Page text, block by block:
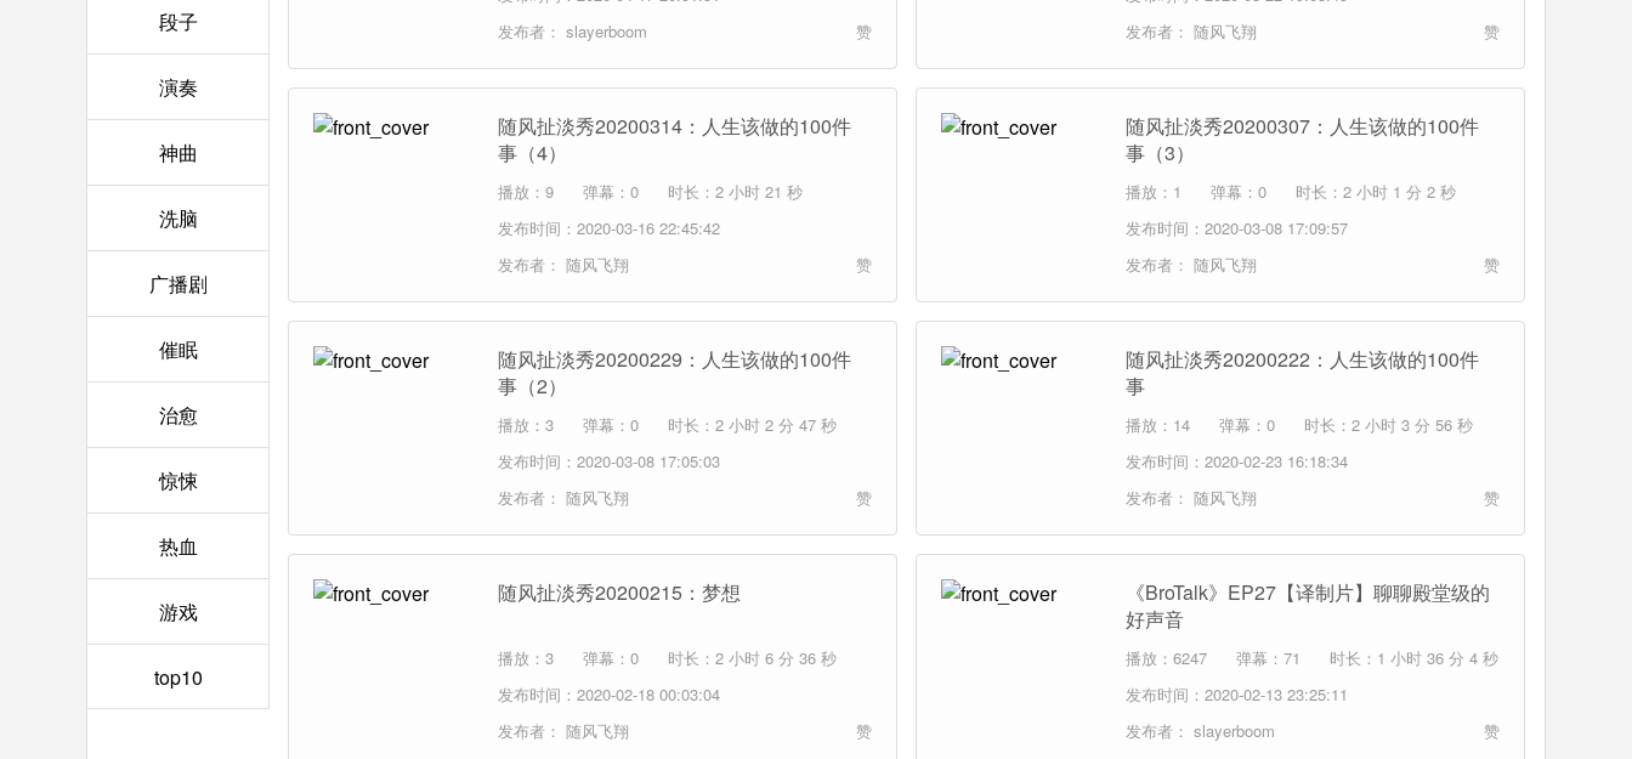
段子
演奏
神曲
洗脑
广播剧
催眠
治愈
惊悚
热血
游戏
top10
发布者： slayerboom 赞
发布者： 随风飞翔 赞
随风扯淡秀20200314：人生该做的100件
事（4）
播放：9 弹幕：0
时长：2 小时 21 秒
发布时间：2020-03-16 22:45:42
发布者： 随风飞翔 赞
随风扯淡秀20200307：人生该做的100件
事（3）
播放：1 弹幕：0
时长：2 小时 1 分 2 秒
发布时间：2020-03-08 17:09:57
发布者： 随风飞翔 赞
随风扯淡秀20200229：人生该做的100件
事（2）
播放：3 弹幕：0
时长：2 小时 2 分 47 秒
发布时间：2020-03-08 17:05:03
发布者： 随风飞翔 赞
随风扯淡秀20200222：人生该做的100件
事
播放：14 弹幕：0
时长：2 小时 3 分 56 秒
发布时间：2020-02-23 16:18:34
发布者： 随风飞翔 赞
随风扯淡秀20200215：梦想
播放：3 弹幕：0
时长：2 小时 6 分 36 秒
发布时间：2020-02-18 00:03:04
发布者： 随风飞翔 赞
《BroTalk》EP27【译制片】聊聊殿堂级的
好声音
播放：6247 弹幕：71
时长：1 小时 36 分 4 秒
发布时间：2020-02-13 23:25:11
发布者： slayerboom 赞